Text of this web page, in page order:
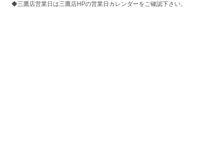
◆三鷹店営業日は三鷹店HPの営業日カレンダーをご確認下さい。